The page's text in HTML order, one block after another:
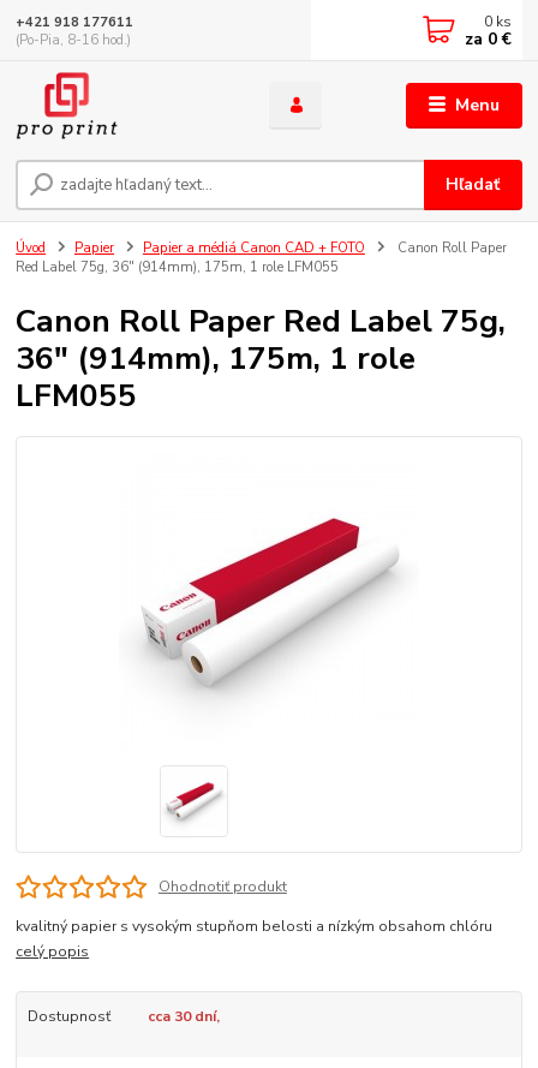
Menu
Hľadať
+421 918 177611
(Po-Pia, 8-16 hod.)
0 ks
za 0 €
Úvod Papier Papier a médiá Canon CAD + FOTO
Canon Roll Paper
Red Label 75g, 36" (914mm), 175m, 1 role LFM055
Canon Roll Paper Red Label 75g,
36" (914mm), 175m, 1 role
LFM055
Ohodnotiť produkt
kvalitný papier s vysokým stupňom belosti a nízkým obsahom chlóru
celý popis
Dostupnosť cca 30 dní,